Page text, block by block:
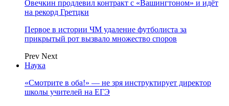
Овечкин продлевил контракт с «Вашингтоном» и идёт
на рекорд Гретцки
Первое в истории ЧМ удаление футболиста за
прикрытый рот вызвало множество споров
Prev Next
Наука
«Смотрите в оба!» — не зря инструктирует директор
школы учителей на ЕГЭ